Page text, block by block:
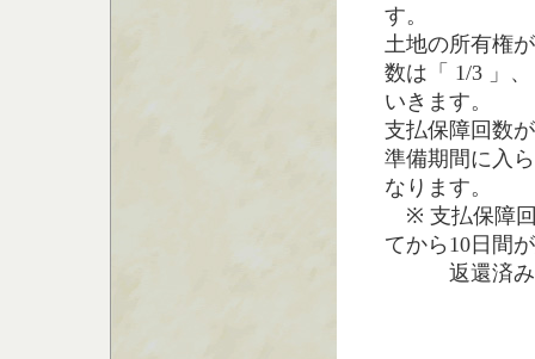
す。
土地の所有権
数は「 1/3 」
いきます。
支払保障回数
準備期間に入
なります。
※ 支払保障回
てから10日間
返還済み